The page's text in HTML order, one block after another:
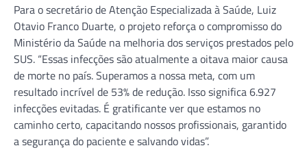
Para o secretário de Atenção Especializada à Saúde, Luiz
Otavio Franco Duarte, o projeto reforça o compromisso do
Ministério da Saúde na melhoria dos serviços prestados pelo
SUS. “Essas infecções são atualmente a oitava maior causa
de morte no país. Superamos a nossa meta, com um
resultado incrível de 53% de redução. Isso significa 6.927
infecções evitadas. É gratificante ver que estamos no
caminho certo, capacitando nossos profissionais, garantido
a segurança do paciente e salvando vidas”.